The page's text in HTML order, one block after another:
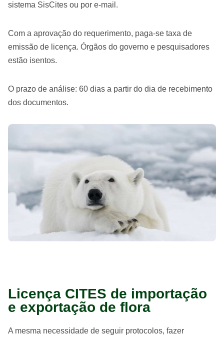
sistema SisCites ou por e-mail.
Com a aprovação do requerimento, paga-se taxa de
emissão de licença. Órgãos do governo e pesquisadores
estão isentos.
O prazo de análise: 60 dias a partir do dia de recebimento
dos documentos.
Licença CITES de importação
e exportação de flora
A mesma necessidade de seguir protocolos, fazer